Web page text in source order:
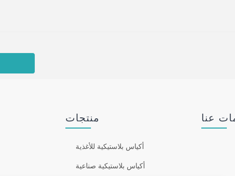
عنا منتجات
أكياس بلاستيكية للأغذية
أكياس بلاستيكية صناعية